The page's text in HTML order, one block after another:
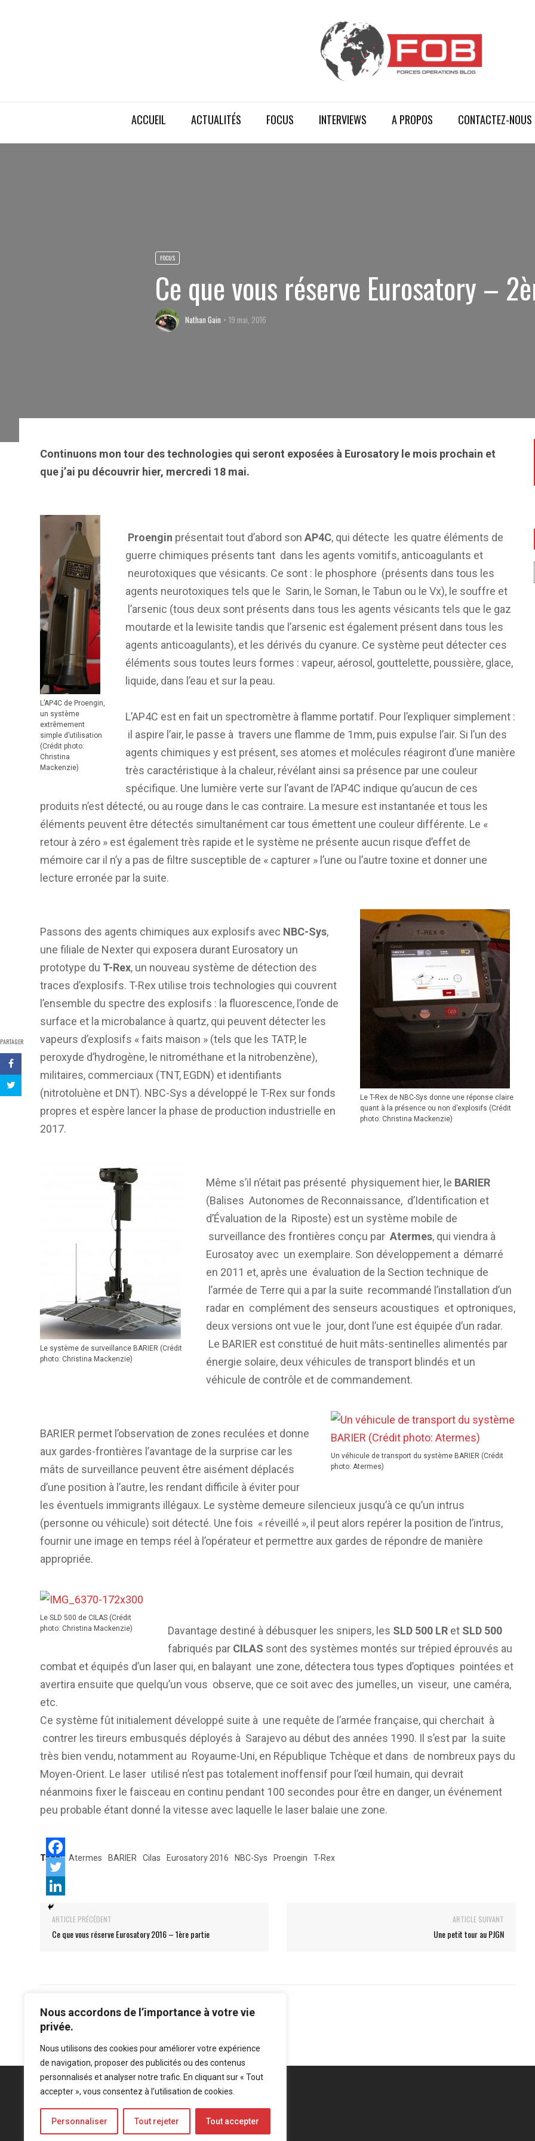
Nous accordons de l’importance à votre vie
privée.
Nous utilisons des cookies pour améliorer votre expérience
de navigation, proposer des publicités ou des contenus
personnalisés et analyser notre trafic. En cliquant sur « Tout
accepter », vous consentez à l’utilisation de cookies.
Personnaliser Tout rejeter Tout accepter
ACCUEIL ACTUALITÉS FOCUS INTERVIEWS A PROPOS CONTACTEZ-NOUS
FOCUS
Ce que vous réserve Eurosatory –
Nathan Gain 19 mai, 2016
PARTAGER
Continuons mon tour des technologies qui seront exposées à Eurosatory le mois prochain et
que j’ai pu découvrir hier, mercredi 18 mai.
L’AP4C de Proengin,
un système
extrêmement
simple d’utilisation
(Crédit photo:
Christina
Mackenzie)
Proengin présentait tout d’abord son AP4C, qui détecte les quatre éléments de
guerre chimiques présents tant dans les agents vomitifs, anticoagulants et
neurotoxiques que vésicants. Ce sont : le phosphore (présents dans tous les
agents neurotoxiques tels que le Sarin, le Soman, le Tabun ou le Vx), le souffre et
l’arsenic (tous deux sont présents dans tous les agents vésicants tels que le gaz
moutarde et la lewisite tandis que l’arsenic est également présent dans tous les
agents anticoagulants), et les dérivés du cyanure. Ce système peut détecter ces
éléments sous toutes leurs formes : vapeur, aérosol, gouttelette, poussière, glace,
liquide, dans l’eau et sur la peau.
L’AP4C est en fait un spectromètre à flamme portatif. Pour l’expliquer simplement :
il aspire l’air, le passe à travers une flamme de 1mm, puis expulse l’air. Si l’un des
agents chimiques y est présent, ses atomes et molécules réagiront d’une manière
très caractéristique à la chaleur, révélant ainsi sa présence par une couleur
spécifique. Une lumière verte sur l’avant de l’AP4C indique qu’aucun de ces
produits n’est détecté, ou au rouge dans le cas contraire. La mesure est instantanée et tous les
éléments peuvent être détectés simultanément car tous émettent une couleur différente. Le «
retour à zéro » est également très rapide et le système ne présente aucun risque d’effet de
mémoire car il n’y a pas de filtre susceptible de « capturer » l’une ou l’autre toxine et donner une
lecture erronée par la suite.
Le T-Rex de NBC-Sys donne une réponse claire
quant à la présence ou non d’explosifs (Crédit
photo: Christina Mackenzie)
Passons des agents chimiques aux explosifs avec NBC-Sys,
une filiale de Nexter qui exposera durant Eurosatory un
prototype du T-Rex, un nouveau système de détection des
traces d’explosifs. T-Rex utilise trois technologies qui couvrent
l’ensemble du spectre des explosifs : la fluorescence, l’onde de
surface et la microbalance à quartz, qui peuvent détecter les
vapeurs d’explosifs « faits maison » (tels que les TATP, le
peroxyde d’hydrogène, le nitrométhane et la nitrobenzène),
militaires, commerciaux (TNT, EGDN) et identifiants
(nitrotoluène et DNT). NBC-Sys a développé le T-Rex sur fonds
propres et espère lancer la phase de production industrielle en
2017.
Le système de surveillance BARIER (Crédit
photo: Christina Mackenzie)
Même s’il n’était pas présenté physiquement hier, le BARIER
(Balises Autonomes de Reconnaissance, d’Identification et
d’Évaluation de la Riposte) est un système mobile de
surveillance des frontières conçu par Atermes, qui viendra à
Eurosatoy avec un exemplaire. Son développement a démarré
en 2011 et, après une évaluation de la Section technique de
l’armée de Terre qui a par la suite recommandé l’installation d’un
radar en complément des senseurs acoustiques et optroniques,
deux versions ont vue le jour, dont l’une est équipée d’un radar.
Le BARIER est constitué de huit mâts-sentinelles alimentés par
énergie solaire, deux véhicules de transport blindés et un
véhicule de contrôle et de commandement.
Un véhicule de transport du système BARIER (Crédit
photo: Atermes)
BARIER permet l’observation de zones reculées et donne
aux gardes-frontières l’avantage de la surprise car les
mâts de surveillance peuvent être aisément déplacés
d’une position à l’autre, les rendant difficile à éviter pour
les éventuels immigrants illégaux. Le système demeure silencieux jusqu’à ce qu’un intrus
(personne ou véhicule) soit détecté. Une fois « réveillé », il peut alors repérer la position de l’intrus,
fournir une image en temps réel à l’opérateur et permettre aux gardes de répondre de manière
appropriée.
Le SLD 500 de CILAS (Crédit
photo: Christina Mackenzie)
Davantage destiné à débusquer les snipers, les SLD 500 LRet SLD 500
fabriqués par CILAS sont des systèmes montés sur trépied éprouvés au
combat et équipés d’un laser qui, en balayant une zone, détectera tous types d’optiques pointées et
avertira ensuite que quelqu’un vous observe, que ce soit avec des jumelles, un viseur, une caméra,
etc.
Ce système fût initialement développé suite à une requête de l’armée française, qui cherchait à
contrer les tireurs embusqués déployés à Sarajevo au début des années 1990. Il s’est par la suite
très bien vendu, notamment au Royaume-Uni, en République Tchèque et dans de nombreux pays du
Moyen-Orient. Le laser utilisé n’est pas totalement inoffensif pour l’œil humain, qui devrait
néanmoins fixer le faisceau en continu pendant 100 secondes pour être en danger, un événement
peu probable étant donné la vitesse avec laquelle le laser balaie une zone.
Tags: Atermes BARIER Cilas Eurosatory 2016 NBC-Sys Proengin T-Rex
ARTICLE PRÉCÉDENT
Ce que vous réserve Eurosatory 2016 – 1ère partie
ARTICLE SUIVANT
Une petit tour au PJGN
Mentions légales-Politique de confidentialité